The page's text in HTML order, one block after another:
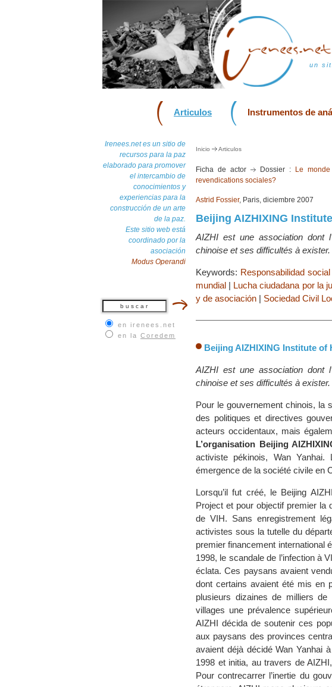
un
Articulos Instrumentos de
Irenees.net es un sitio de
recursos para la paz
elaborado para promover
el intercambio de
conocimientos y
experiencias para la
construcción de un arte
de la paz.
Este sitio web está
coordinado por la
asociación
Modus Operandi
en irenees.net
en la Coredem
Inicio Articulos
Ficha de actor Dossier :
Le
revendications sociales?
Astrid Fossier, Paris, diciembre 2007
Beijing AIZHIXING
AIZHI est une association dont
chinoise et ses difficultés à exister.
Keywords: Responsabilidad
mundial | Lucha ciudadana por la
y de asociación | Sociedad Civil
Beijing AIZHIXING Institute of
AIZHI est une association dont
chinoise et ses difficultés à exister.
Pour le gouvernement chinois, la
des politiques et directives
acteurs occidentaux, mais
L’organisation Beijing
activiste pékinois, Wan Yanhai.
émergence de la société civile en
Lorsqu’il fut créé, le Beijing
Project et pour objectif premier la
de VIH. Sans enregistrement
activistes sous la tutelle du
premier financement international
1998, le scandale de l’infection à
éclata. Ces paysans avaient
dont certains avaient été mis en
plusieurs dizaines de milliers
villages une prévalence
AIZHI décida de soutenir ces
aux paysans des provinces
avaient déjà décidé Wan Yanhai
1998 et initia, au travers de
Pour contrecarrer l’inertie du